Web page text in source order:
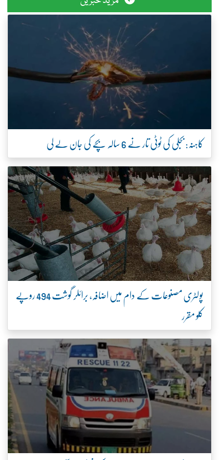
کاہنہ: بجلی کی ٹوٹی تار نے 6 سالہ بچے کی جان لے لی
پولٹری مصنوعات کے دام میں اضافہ، برائلر گوشت 494 روپے
کلو مقرر